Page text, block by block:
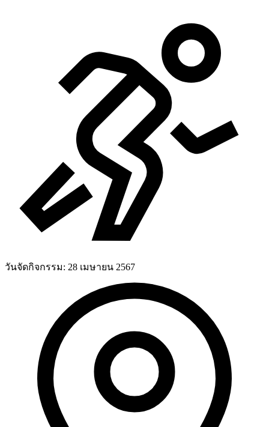
วันจัดกิจกรรม: 28 เมษายน 2567